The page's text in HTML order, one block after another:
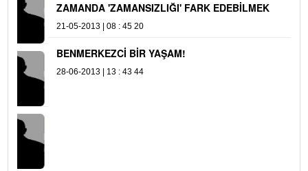
ZAMANDA 'ZAMANSIZLIĞI' FARK EDEBİLMEK
21-05-2013 | 08 : 45 20
BENMERKEZCİ BİR YAŞAM!
28-06-2013 | 13 : 43 44